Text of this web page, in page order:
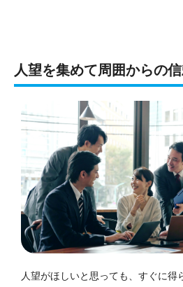
人望を集めて周囲からの
人望がほしいと思っても、すぐに得